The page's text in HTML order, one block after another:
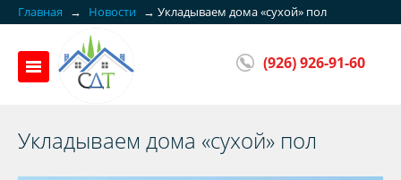
Главная → Новости → Укладываем дома «сухой» пол
(926) 926-91-60
Укладываем дома «сухой» пол